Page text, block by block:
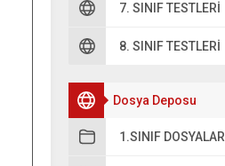
7. SINIF TESTLERI
8. SINIF TESTLERI
Dosya Deposu
1.SINIF DOSYALARI